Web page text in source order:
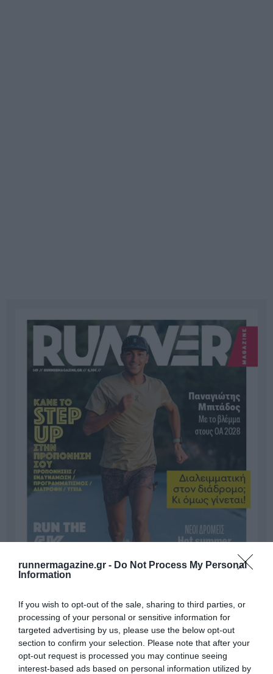
runnermagazine.gr - Do Not Process My Personal
Information
If you wish to opt-out of the sale, sharing to third parties, or
processing of your personal or sensitive information for
targeted advertising by us, please use the below opt-out
section to confirm your selection. Please note that after your
opt-out request is processed you may continue seeing
interest-based ads based on personal information utilized by
Γίνε Συνδρομητής